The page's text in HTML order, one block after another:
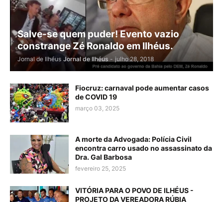
Salve-se quem puder! Evento vazio
constrange Zé Ronaldo em Ilhéus.
Jornal de Ilhéus Jornal de Ilhéus - julho 28, 2018
Fiocruz: carnaval pode aumentar casos
de COVID 19
março 03, 2025
A morte da Advogada: Polícia Civil
encontra carro usado no assassinato da
Dra. Gal Barbosa
fevereiro 25, 2025
VITÓRIA PARA O POVO DE ILHÉUS -
PROJETO DA VEREADORA RÚBIA